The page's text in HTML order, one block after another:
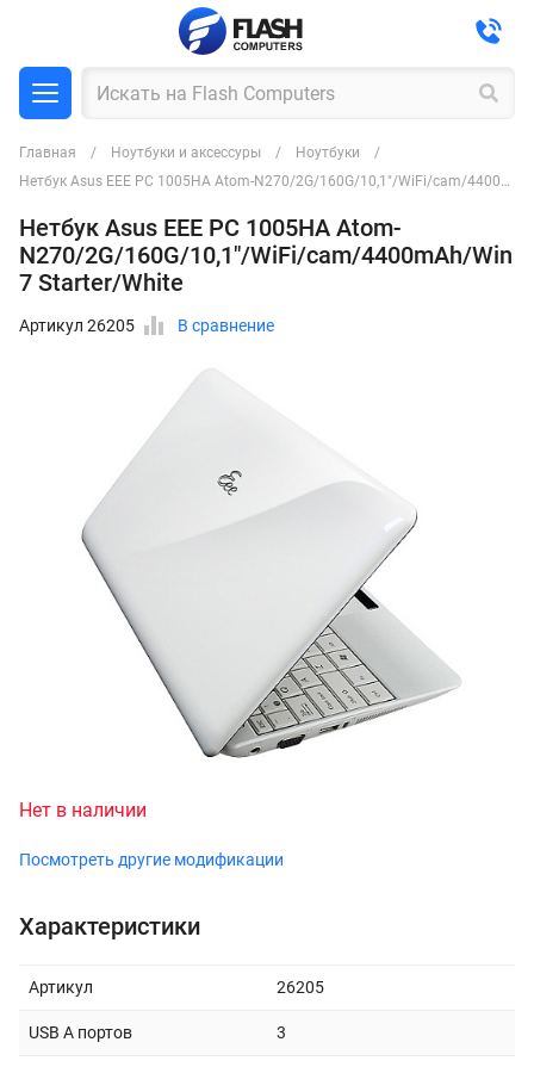
Главная Ноутбуки и аксессуры
Ноутбуки
Нетбук Asus EEE PC 1005HA Atom-N270/2G/160G/10,1"/WiFi/cam/4400mAh/Win7 Starter/White
Нетбук Asus EEE PC 1005HA Atom-
N270/2G/160G/10,1"/WiFi/cam/4400mAh/Win
7 Starter/White
Артикул 26205 В сравнение
Нет в наличии
Посмотреть другие модификации
Характеристики
Артикул 26205
USB A портов 3